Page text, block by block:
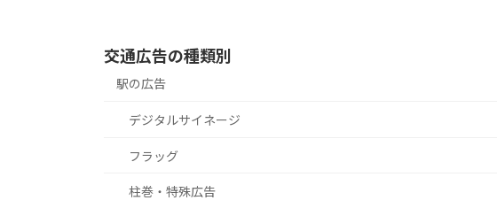
交通広告の種類別
駅の広告
デジタルサイネージ
フラッグ
柱巻・特殊広告